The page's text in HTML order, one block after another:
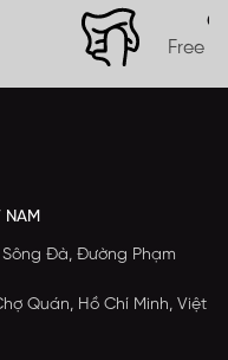
Free
NAM
Sông Đà, Đường Phạm
Quán, Hồ Chí Minh, Việt